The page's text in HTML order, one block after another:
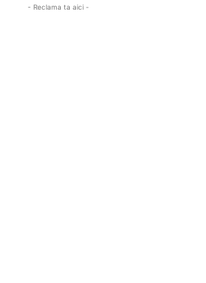
- Reclama ta aici -